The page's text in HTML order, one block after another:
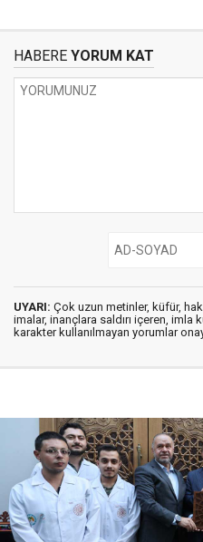
HABERE YORUM KAT
UYARI: Çok uzun metinler, küfür,
imalar, inançlara saldırı içeren, imla
karakter kullanılmayan yorumlar